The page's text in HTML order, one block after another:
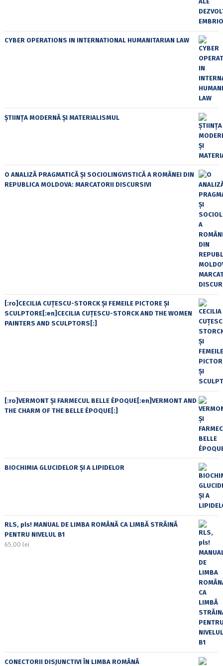
CYBER OPERATIONS IN INTERNATIONAL HUMANITARIAN LAW
ȘTIINȚA MODERNĂ ȘI MATERIALISMUL
O ANALIZĂ PRAGMATICĂ ȘI SOCIOLINGVISTICĂ A ROMÂNEI DIN
REPUBLICA MOLDOVA: MARCATORII DISCURSIVI
[:ro]CECILIA CUŢESCU-STORCK ŞI FEMEILE PICTORE ŞI
SCULPTORE[:en]CECILIA CUŢESCU-STORCK AND THE WOMEN
PAINTERS AND SCULPTORS[:]
[:ro]VERMONT ȘI FARMECUL BELLE ÉPOQUE[:en]VERMONT AND
THE CHARM OF THE BELLE ÉPOQUE[:]
BIOCHIMIA GLUCIDELOR ȘI A LIPIDELOR
RLS, pls! MANUAL DE LIMBA ROMÂNĂ CA LIMBĂ STRĂINĂ
PENTRU NIVELUL B1
65,00 lei
CONECTORII DISJUNCTIVI ÎN LIMBA ROMÂNĂ